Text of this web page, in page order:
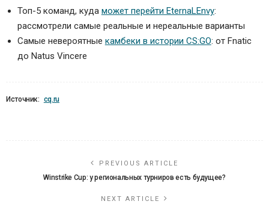
Топ-5 команд, куда может перейти EternaLEnvy:
рассмотрели самые реальные и нереальные варианты
Самые невероятные камбеки в истории CS:GO: от Fnatic
до Natus Vincere
Источник: cq.ru
PREVIOUS ARTICLE
Winstrike Cup: у региональных турниров есть будущее?
NEXT ARTICLE